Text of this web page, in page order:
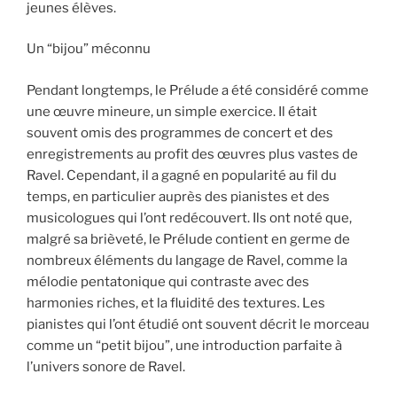
jeunes élèves.
Un “bijou” méconnu
Pendant longtemps, le Prélude a été considéré comme
une œuvre mineure, un simple exercice. Il était
souvent omis des programmes de concert et des
enregistrements au profit des œuvres plus vastes de
Ravel. Cependant, il a gagné en popularité au fil du
temps, en particulier auprès des pianistes et des
musicologues qui l’ont redécouvert. Ils ont noté que,
malgré sa brièveté, le Prélude contient en germe de
nombreux éléments du langage de Ravel, comme la
mélodie pentatonique qui contraste avec des
harmonies riches, et la fluidité des textures. Les
pianistes qui l’ont étudié ont souvent décrit le morceau
comme un “petit bijou”, une introduction parfaite à
l’univers sonore de Ravel.